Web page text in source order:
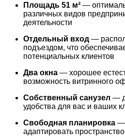
Площадь 51 м² —
различных видов
деятельности
Отдельный вход —
подъездом, что
потенциальных клиентов
Два окна — хорошее
возможность витринного
Собственный санузел —
удобства для вас и ваших
Свободная планировка —
адаптировать